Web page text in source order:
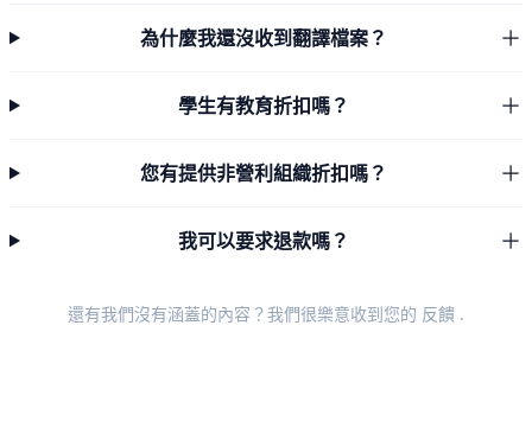
為什麼我還沒收到翻譯檔案？
學生有教育折扣嗎？
您有提供非營利組織折扣嗎？
我可以要求退款嗎？
還有我們沒有涵蓋的內容？我們很樂意收到您的 反饋 .